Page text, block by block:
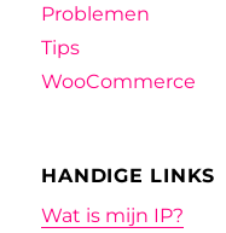
Problemen
Tips
WooCommerce
HANDIGE LINKS
Wat is mijn IP?